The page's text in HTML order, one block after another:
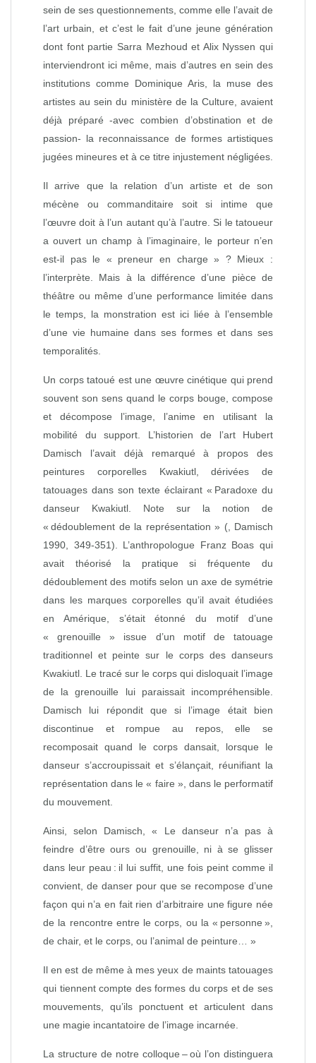
sein de ses questionnements, comme elle l’avait de
l’art urbain, et c’est le fait d’une jeune génération
dont font partie Sarra Mezhoud et Alix Nyssen qui
interviendront ici même, mais d’autres en sein des
institutions comme Dominique Aris, la muse des
artistes au sein du ministère de la Culture, avaient
déjà préparé -avec combien d’obstination et de
passion- la reconnaissance de formes artistiques
jugées mineures et à ce titre injustement négligées.
Il arrive que la relation d’un artiste et de son
mécène ou commanditaire soit si intime que
l’œuvre doit à l’un autant qu’à l’autre. Si le tatoueur
a ouvert un champ à l’imaginaire, le porteur n’en
est-il pas le « preneur en charge » ? Mieux :
l’interprète. Mais à la différence d’une pièce de
théâtre ou même d’une performance limitée dans
le temps, la monstration est ici liée à l’ensemble
d’une vie humaine dans ses formes et dans ses
temporalités.
Un corps tatoué est une œuvre cinétique qui prend
souvent son sens quand le corps bouge, compose
et décompose l’image, l’anime en utilisant la
mobilité du support. L’historien de l’art Hubert
Damisch l’avait déjà remarqué à propos des
peintures corporelles Kwakiutl, dérivées de
tatouages dans son texte éclairant « Paradoxe du
danseur Kwakiutl. Note sur la notion de
« dédoublement de la représentation » (, Damisch
1990, 349-351). L’anthropologue Franz Boas qui
avait théorisé la pratique si fréquente du
dédoublement des motifs selon un axe de symétrie
dans les marques corporelles qu’il avait étudiées
en Amérique, s’était étonné du motif d’une
« grenouille » issue d’un motif de tatouage
traditionnel et peinte sur le corps des danseurs
Kwakiutl. Le tracé sur le corps qui disloquait l’image
de la grenouille lui paraissait incompréhensible.
Damisch lui répondit que si l’image était bien
discontinue et rompue au repos, elle se
recomposait quand le corps dansait, lorsque le
danseur s’accroupissait et s’élançait, réunifiant la
représentation dans le « faire », dans le performatif
du mouvement.
Ainsi, selon Damisch, « Le danseur n’a pas à
feindre d’être ours ou grenouille, ni à se glisser
dans leur peau : il lui suffit, une fois peint comme il
convient, de danser pour que se recompose d’une
façon qui n’a en fait rien d’arbitraire une figure née
de la rencontre entre le corps, ou la « personne »,
de chair, et le corps, ou l’animal de peinture… »
Il en est de même à mes yeux de maints tatouages
qui tiennent compte des formes du corps et de ses
mouvements, qu’ils ponctuent et articulent dans
une magie incantatoire de l’image incarnée.
La structure de notre colloque – où l’on distinguera